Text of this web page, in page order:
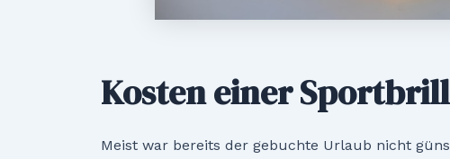
Kosten einer
Meist war bereits der gebuchte Urlaub nicht